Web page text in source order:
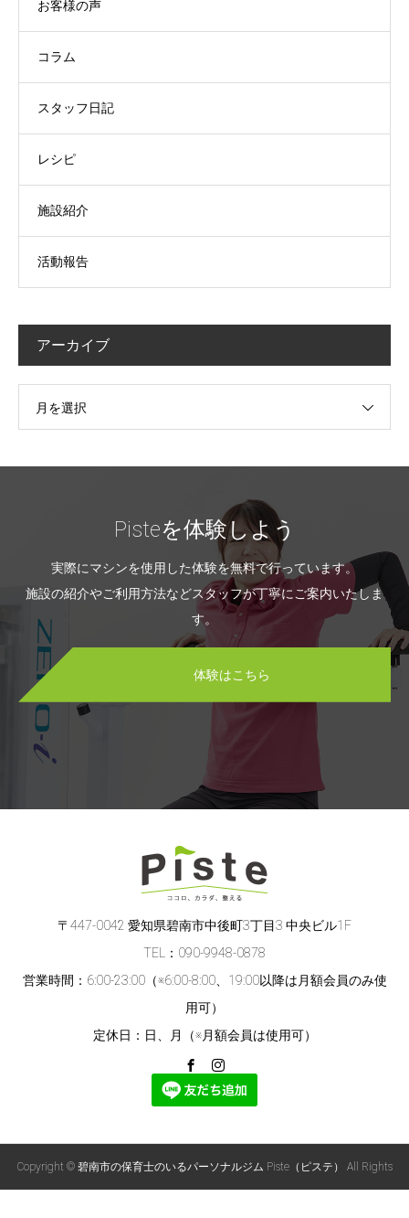
お客様の声
コラム
スタッフ日記
レシピ
施設紹介
活動報告
アーカイブ
月を選択
Pisteを体験しよう
実際にマシンを使用した体験を無料で行っています。
施設の紹介やご利用方法などスタッフが丁寧にご案内いたしま
す。
体験はこちら
〒447-0042 愛知県碧南市中後町3丁目3 中央ビル1F
TEL：090-9948-0878
営業時間：6:00-23:00（※6:00-8:00、19:00以降は月額会員のみ使
用可）
定休日：日、月（※月額会員は使用可）
Copyright © 碧南市の保育士のいるパーソナルジム Piste（ピステ） All Rights